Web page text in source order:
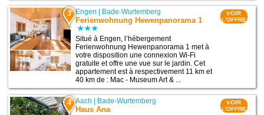
3 Engen Bade-Wurtemberg
Ferienwohnung Hewenpanorama 1
Situé à Engen, l’hébergement
Ferienwohnung Hewenpanorama 1 met à
votre disposition une connexion Wi-Fi
gratuite et offre une vue sur le jardin. Cet
appartement est à respectivement 11 km et
40 km de : Mac - Museum Art & ...
VOIR
L'OFFRE
4 Aach Bade-Wurtemberg
Haus Ana
VOIR
L'OFFRE